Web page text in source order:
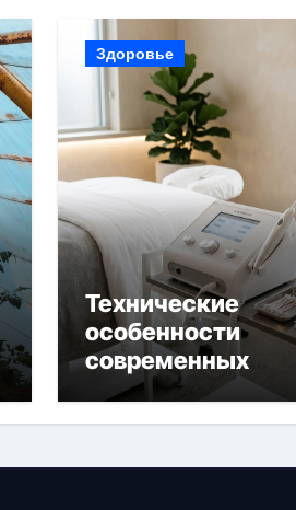
Здоровье
Технические
особенности
современных
аппаратов для
электроэпиляции